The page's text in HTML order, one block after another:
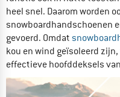
heel snel. Daarom worden
snowboardhandschoenen
gevoerd. Omdat
kou en wind geïsoleerd
effectieve hoofddeksels